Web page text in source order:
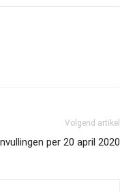
Volgend artikel
per 20 april 2020